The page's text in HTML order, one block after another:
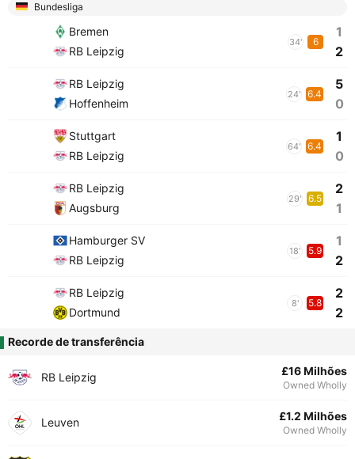
Bundesliga
Bremen
RB Leipzig
34' 6
1
2
RB Leipzig
Hoffenheim
24' 6.4
5
0
Stuttgart
RB Leipzig
64' 6.4
1
0
RB Leipzig
Augsburg
29' 6.5
2
1
Hamburger SV
RB Leipzig
18' 5.9
1
2
RB Leipzig
Dortmund
8' 5.8
2
2
Recorde de transferência
RB Leipzig £16 Milhões
Owned Wholly
Leuven £1.2 Milhões
Owned Wholly